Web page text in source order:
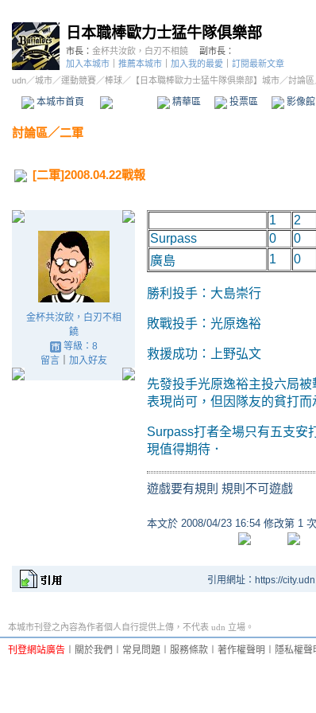
日本職棒歐力士猛牛隊俱樂部
市長： 金杯共汝飲，白刃不相饒
副市長：
加入本城市
推薦本城市 加入我的最愛
訂閱最新文章
udn／城市／運動競賽／棒球／ 【日本職棒歐力士猛牛隊俱樂部】城市／討論
本城市首頁 精華區 投票區 影像館
討論區／二軍
[二軍]2008.04.22戰報
金杯共汝飲，白刃不相
饒
等級：8
留言｜ 加入好友
1 2
Surpass
0 0
廣島
1 0
勝利投手：大島崇行
敗戰投手：光原逸裕
救援成功：上野弘文
先發投手光原逸裕主投六局
表現尚可，但因隊友的貧打而
Surpass打者全場只有五支安
現值得期待．
遊戲要有規則 規則不可遊戲
本文於 2008/04/23 16:54 修改第 1 次
引用網址：https://
本城市刊登之內容為作者個人自行提供上傳，不代表 udn 立場。
刊登網站廣告 關於我們 常見問題 服務條款 著作權聲明 隱私權聲